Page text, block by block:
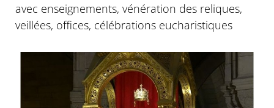
avec enseignements, vénération des reliques,
veillées, offices, célébrations eucharistiques